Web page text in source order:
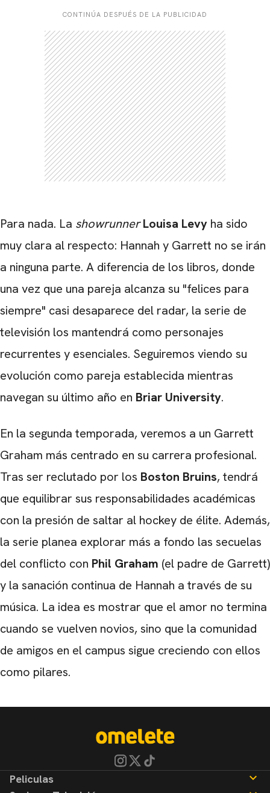
CONTINÚA DESPUÉS DE LA PUBLICIDAD
Para nada. La showrunner Louisa Levy ha sido
muy clara al respecto: Hannah y Garrett no se irán
a ninguna parte. A diferencia de los libros, donde
una vez que una pareja alcanza su "felices para
siempre" casi desaparece del radar, la serie de
televisión los mantendrá como personajes
recurrentes y esenciales. Seguiremos viendo su
evolución como pareja establecida mientras
navegan su último año en Briar University.
En la segunda temporada, veremos a un Garrett
Graham más centrado en su carrera profesional.
Tras ser reclutado por los Boston Bruins, tendrá
que equilibrar sus responsabilidades académicas
con la presión de saltar al hockey de élite. Además,
la serie planea explorar más a fondo las secuelas
del conflicto con Phil Graham (el padre de Garrett)
y la sanación continua de Hannah a través de su
música. La idea es mostrar que el amor no termina
cuando se vuelven novios, sino que la comunidad
de amigos en el campus sigue creciendo con ellos
como pilares.
CARREGANDO PUBLICIDADE
Peliculas